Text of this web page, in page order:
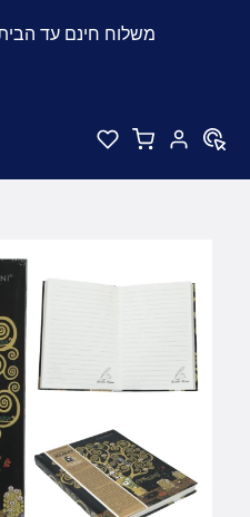
משלוח חינם עד הבית